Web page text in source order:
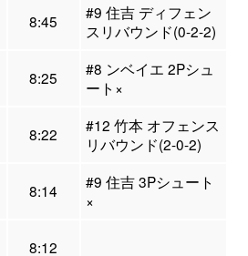
8:45
#9 住吉 ディフェン
スリバウンド(0-2-2)
8:25
#8 ンベイエ 2Pシュ
ート×
8:22
#12 竹本 オフェンス
リバウンド(2-0-2)
8:14
#9 住吉 3Pシュート
×
8:12